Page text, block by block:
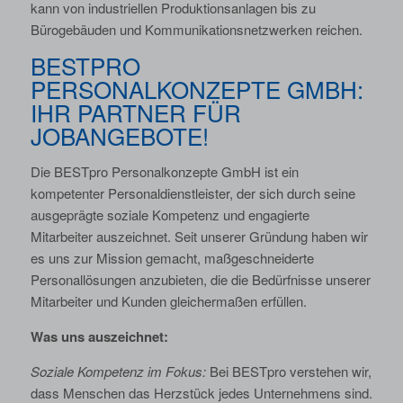
kann von industriellen Produktionsanlagen bis zu
Bürogebäuden und Kommunikationsnetzwerken reichen.
BESTPRO
PERSONALKONZEPTE GMBH:
IHR PARTNER FÜR
JOBANGEBOTE!
Die BESTpro Personalkonzepte GmbH ist ein
kompetenter Personaldienstleister, der sich durch seine
ausgeprägte soziale Kompetenz und engagierte
Mitarbeiter auszeichnet. Seit unserer Gründung haben wir
es uns zur Mission gemacht, maßgeschneiderte
Personallösungen anzubieten, die die Bedürfnisse unserer
Mitarbeiter und Kunden gleichermaßen erfüllen.
Was uns auszeichnet:
Soziale Kompetenz im Fokus:Bei BESTpro verstehen wir,
dass Menschen das Herzstück jedes Unternehmens sind.